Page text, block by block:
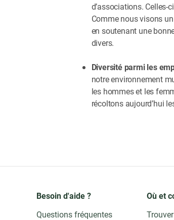
d’associations.
Comme nous visons
en soutenant une
divers.
Diversité parmi les
notre environnement
les hommes et les
récoltons aujourd’hui
Besoin d'aide ?
Questions fréquentes
Où et